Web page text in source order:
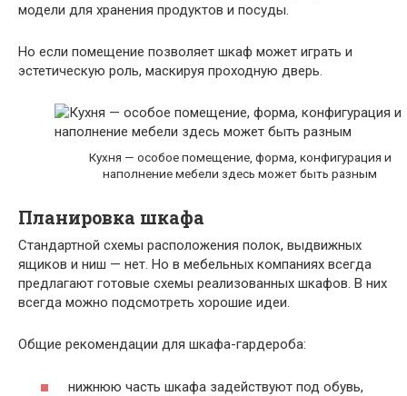
модели для хранения продуктов и посуды.
Но если помещение позволяет шкаф может играть и
эстетическую роль, маскируя проходную дверь.
Кухня — особое помещение, форма, конфигурация и
наполнение мебели здесь может быть разным
Планировка шкафа
Стандартной схемы расположения полок, выдвижных
ящиков и ниш — нет. Но в мебельных компаниях всегда
предлагают готовые схемы реализованных шкафов. В них
всегда можно подсмотреть хорошие идеи.
Общие рекомендации для шкафа-гардероба:
нижнюю часть шкафа задействуют под обувь,